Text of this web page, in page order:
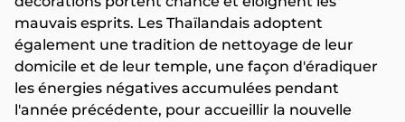
mauvais esprits. Les Thaïlandais adoptent
également une tradition de nettoyage de leur
domicile et de leur temple, une façon d'éradiquer
les énergies négatives accumulées pendant
l'année précédente, pour accueillir la nouvelle